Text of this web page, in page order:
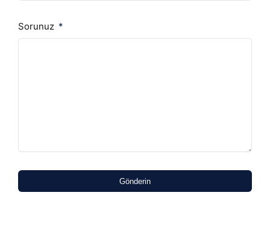
Sorunuz
Gönderin